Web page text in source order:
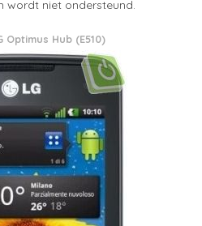
wordt niet ondersteund.
Optimus Hub (E510)